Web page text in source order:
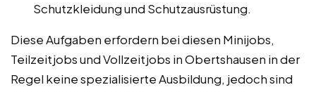
Schutzkleidung und Schutzausrüstung.
Diese Aufgaben erfordern bei diesen Minijobs,
Teilzeitjobs und Vollzeitjobs in Obertshausen in der
Regel keine spezialisierte Ausbildung, jedoch sind